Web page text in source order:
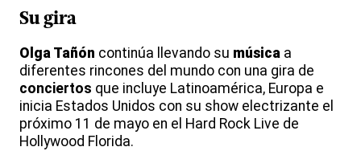
Su gira
Olga Tañón continúa llevando su música a
diferentes rincones del mundo con una gira de
conciertos que incluye Latinoamérica, Europa e
inicia Estados Unidos con su show electrizante el
próximo 11 de mayo en el Hard Rock Live de
Hollywood Florida.